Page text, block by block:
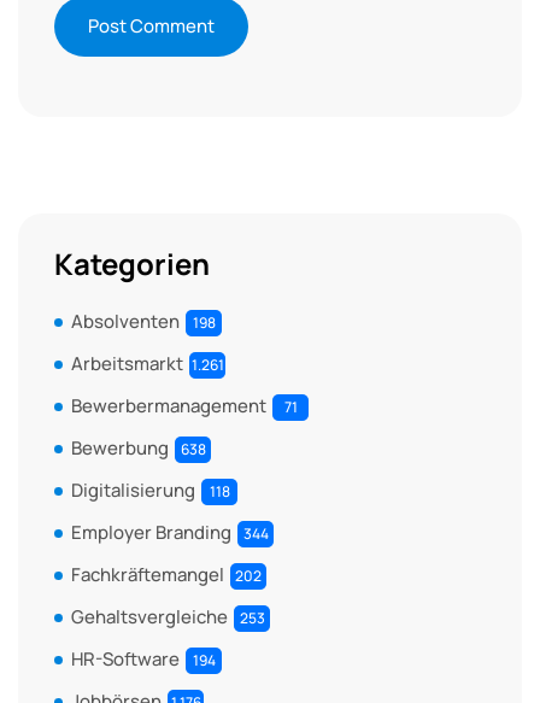
Kategorien
Absolventen 198
Arbeitsmarkt 1.261
Bewerbermanagement 71
Bewerbung 638
Digitalisierung 118
Employer Branding 344
Fachkräftemangel 202
Gehaltsvergleiche 253
HR-Software 194